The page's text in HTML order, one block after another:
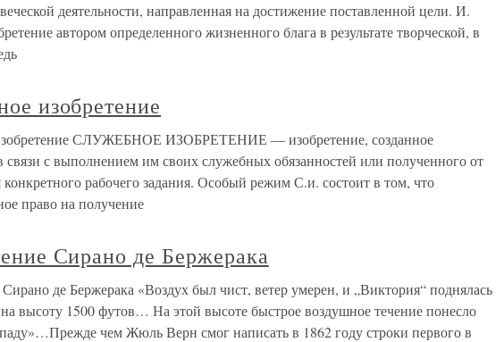
деятельности, направленная на достижение поставленной цели. И.
автором определенного жизненного блага в результате творческой, в
изобретение
СЛУЖЕБНОЕ ИЗОБРЕТЕНИЕ — изобретение, созданное
связи с выполнением им своих служебных обязанностей или полученного от
конкретного рабочего задания. Особый режим С.и. состоит в том, что
право на получение
Сирано де Бержерака
де Бержерака «Воздух был чист, ветер умерен, и „Виктория“ поднялась
высоту 1500 футов… На этой высоте быстрое воздушное течение понесло
чем Жюль Верн смог написать в 1862 году строки первого в